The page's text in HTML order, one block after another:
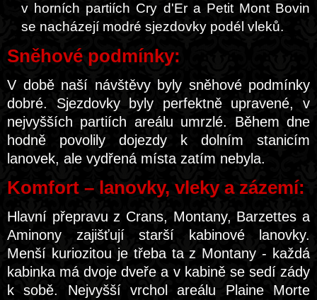
v horních partiích Cry d'Er a Petit Mont Bovin
se nacházejí modré sjezdovky podél vleků.
Sněhové podmínky:
V době naší návštěvy byly sněhové podmínky
dobré. Sjezdovky byly perfektně upravené, v
nejvyšších partiích areálu umrzlé. Během dne
hodně povolily dojezdy k dolním stanicím
lanovek, ale vydřená místa zatím nebyla.
Komfort – lanovky, vleky a zázemí:
Hlavní přepravu z Crans, Montany, Barzettes a
Aminony zajišťují starší kabinové lanovky.
Menší kuriozitou je třeba ta z Montany - každá
kabinka má dvoje dveře a v kabině se sedí zády
k sobě. Nejvyšší vrchol areálu Plaine Morte